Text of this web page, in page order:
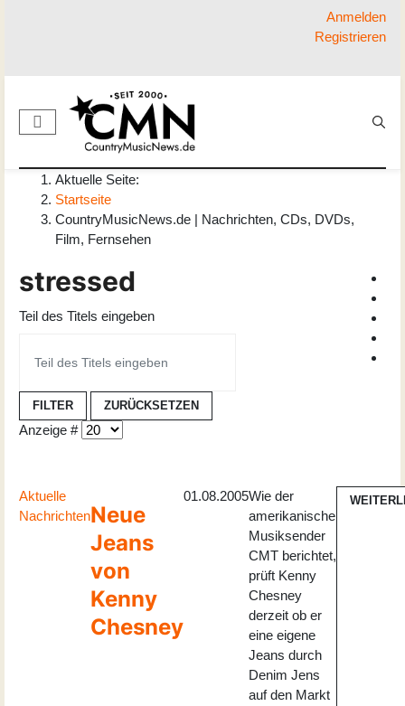
Anmelden
Registrieren
Aktuelle Seite:
Startseite
CountryMusicNews.de | Nachrichten, CDs, DVDs,
Film, Fernsehen
stressed
Teil des Titels eingeben
FILTER ZURÜCKSETZEN
Anzeige #
Aktuelle
NachrichtenNeue
Jeans
von
Kenny
Chesney
01.08.2005Wie der
amerikanische
Musiksender
CMT berichtet,
prüft Kenny
Chesney
derzeit ob er
eine eigene
Jeans durch
Denim Jens
auf den Markt